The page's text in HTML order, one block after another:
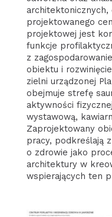
projektowanego
projektowej jest
funkcje
z
obiektu i
zielni urządzonej
obejmuje strefę
aktywności
wystawową,
Zaprojektowany
pracy, podkreślają
o zdrowie jako
architektury w
wspierających ten